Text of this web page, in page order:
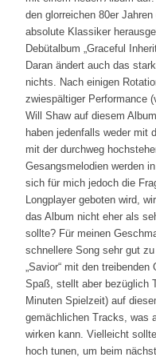
den glorreichen 80er
absolute Klassiker
Debütalbum „Graceful
Daran ändert auch das
nichts. Nach einigen
zwiespältiger Performance
Will Shaw auf diesem
haben jedenfalls weder mit
mit der durchweg
Gesangsmelodien werden
sich für mich jedoch die
Longplayer geboten wird,
das Album nicht eher als
sollte? Für meinen
schnellere Song sehr gut
„Savior“ mit den
Spaß, stellt aber bezüglich
Minuten Spielzeit) auf
gemächlichen Tracks, was
wirken kann. Vielleicht
hoch tunen, um beim